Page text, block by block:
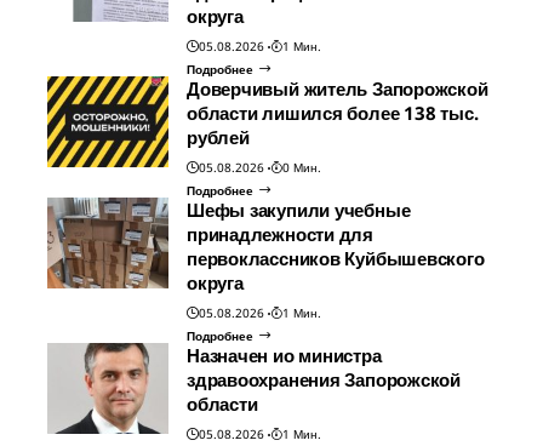
округа
05.08.2026
1 Мин.
Подробнее
Доверчивый житель Запорожской
области лишился более 138 тыс.
рублей
05.08.2026
0 Мин.
Подробнее
Шефы закупили учебные
принадлежности для
первоклассников Куйбышевского
округа
05.08.2026
1 Мин.
Подробнее
Назначен ио министра
здравоохранения Запорожской
области
05.08.2026 1 Мин.